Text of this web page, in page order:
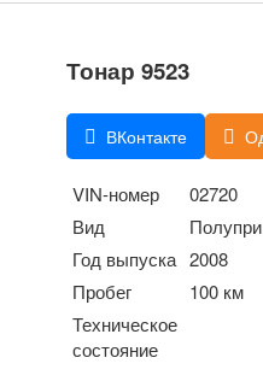
Тонар 9523
ВКонтакте
VIN-номер
02720
Вид
Год выпуска 2008
Пробег
100 км
Техническое
состояние